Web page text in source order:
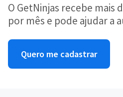
O GetNinjas recebe mais
por mês e pode ajudar a
Quero me cadastrar